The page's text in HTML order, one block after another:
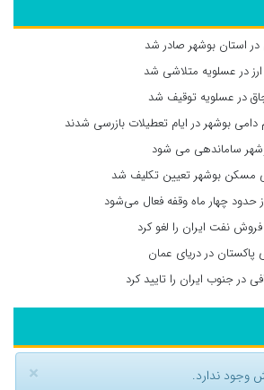
استان بوشهر صادر شد
در عسلویه توقیف شد
دامی بوشهر در ایام تعطیلات بازرسی شدند
ساماندهی می‌ شود
مسکن بوشهر تعیین تکلیف شد
حدود چهار ماه وقفه فعال می‌شود
نفت ایران را لغو کرد
پاکستان در دریای عمان
در جنوب ایران را تایید کرد
× وجود ندارد.